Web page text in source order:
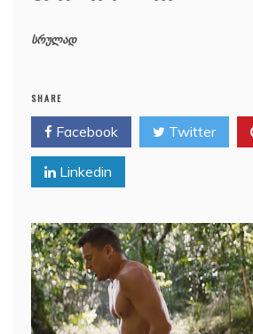
სრულად
SHARE
Facebook Twitter
Linkedin